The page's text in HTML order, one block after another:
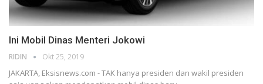
Ini Mobil Dinas Menteri Jokowi
RIDIN Okt 25, 2019
JAKARTA, Eksisnews.com - TAK hanya presiden dan wakil presiden